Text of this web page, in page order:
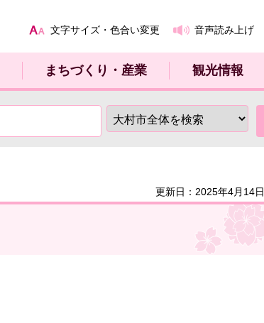
文字サイズ・色合い変更 音声読み上げ
まちづくり・産業 観光情報
更新日：2025年4月14日